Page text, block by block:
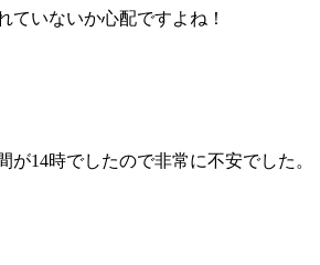
ていないか心配ですよね！
14時でしたので非常に不安でした。